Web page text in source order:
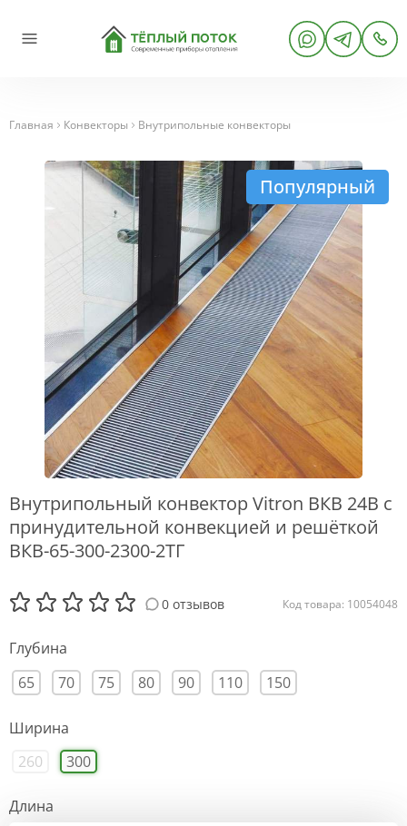
Главная Конвекторы Внутрипольные конвекторы
Популярный
Внутрипольный конвектор Vitron ВКВ 24В с
принудительной конвекцией и решёткой
ВКВ-65-300-2300-2ТГ
0 отзывов Код товара: 10054048
Глубина
65
70 75 80 90 110 150
Ширина
260
300
Длина